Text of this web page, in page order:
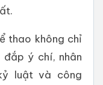
thao không chỉ
đắp ý chí, nhân
luật và công